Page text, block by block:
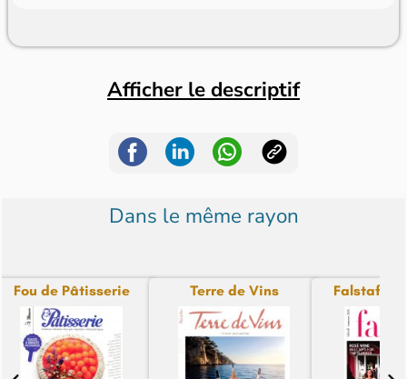
Afficher le descriptif
Dans le même rayon
Fou de Pâtisserie Terre de Vins Falstaff